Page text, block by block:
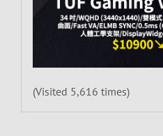
(Visited 5,616 times)